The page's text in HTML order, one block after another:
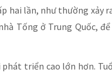
hai lần, như thường xảy
Tống ở Trung Quốc,
phát triển cao lớn hơn.